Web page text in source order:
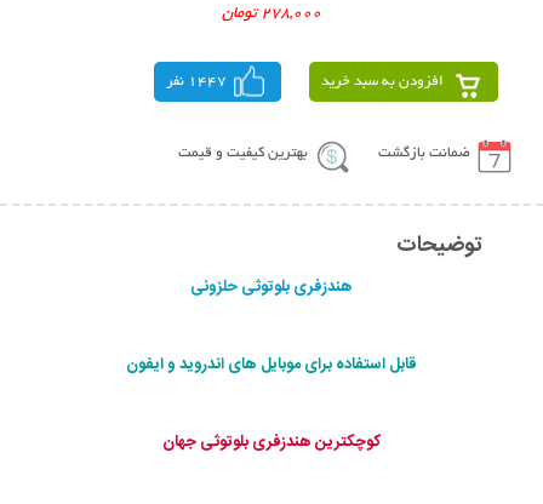
278,000 تومان
افزودن به سبد خرید 1447 نفر
ضمانت بازگشت بهترین کیفیت و قیمت
توضیحات
هندزفری بلوتوثی حلزونی
قابل استفاده برای موبایل های اندروید و ایفون
کوچکترین هندزفری بلوتوثی جهان